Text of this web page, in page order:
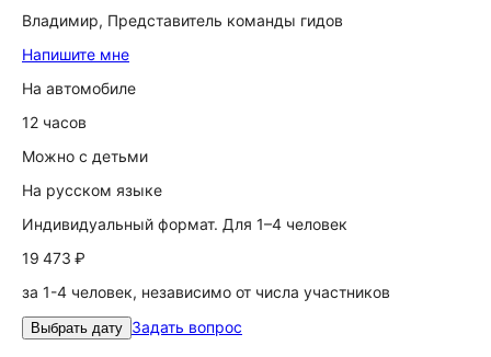
Владимир, Представитель команды гидов
Напишите мне
На автомобиле
12 часов
Можно с детьми
На русском языке
Индивидуальный формат. Для 1–4 человек
19 473 ₽
за 1-4 человек, независимо от числа участников
Выбрать дату Задать вопрос